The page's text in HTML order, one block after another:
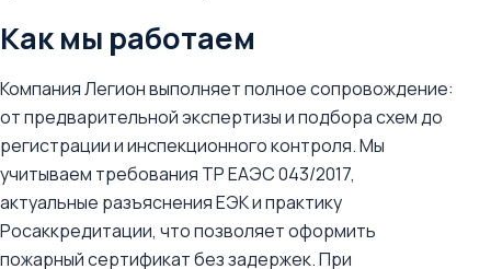
Как мы работаем
Компания Легион выполняет полное сопровождение:
от предварительной экспертизы и подбора схем до
регистрации и инспекционного контроля. Мы
учитываем требования ТР ЕАЭС 043/2017,
актуальные разъяснения ЕЭК и практику
Росаккредитации, что позволяет оформить
пожарный сертификат без задержек. При